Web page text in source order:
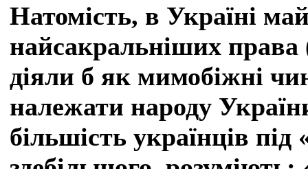
Натомість, в Україні
найсакральніших права
діяли б як мимобіжні
належати народу
більшість українців